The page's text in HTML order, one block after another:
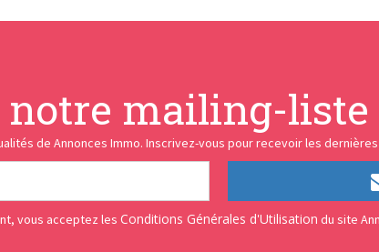
mailing-liste
de Annonces Immo. Inscrivez-vous pour recevoir les
vous acceptez les Conditions Générales d'Utilisation du site